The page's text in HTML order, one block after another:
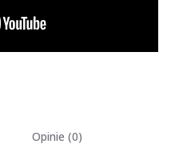
Opinie (0)